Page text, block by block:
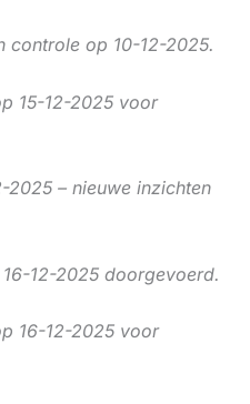
controle op 10-12-2025.
15-12-2025 voor
2025 – nieuwe inzichten
12-2025 doorgevoerd.
16-12-2025 voor